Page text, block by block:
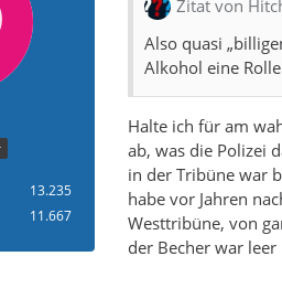
13.235
11.667
Zitat von
Also quasi
Alkohol eine
Halte ich für am
ab, was die Polizei
in der Tribüne war
habe vor Jahren
Westtribüne, von
der Becher war